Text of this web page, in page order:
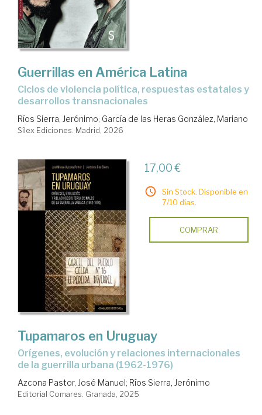
Guerrillas en América Latina
Ciclos de violencia política, respuestas estatales y
desarrollos transnacionales
Ríos Sierra, Jerónimo; García de las Heras González, Mariano
Sílex Ediciones. Madrid, 2026
17,00 €
Sin Stock. Disponible en
7/10 días.
COMPRAR
Tupamaros en Uruguay
Orígenes, evolución y relaciones internacionales
de la guerrilla urbana (1962-1976)
Azcona Pastor, José Manuel; Ríos Sierra, Jerónimo
Editorial Comares. Granada, 2025